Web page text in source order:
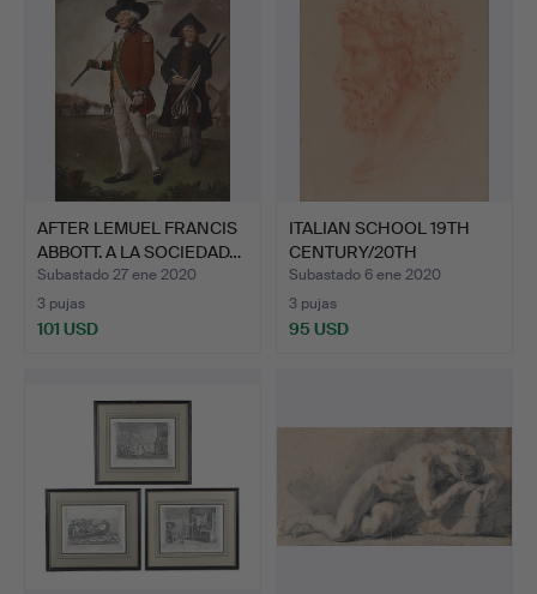
AFTER LEMUEL FRANCIS
ABBOTT. A LA SOCIEDAD…
Subastado 27 ene 2020
3 pujas
101 USD
ITALIAN SCHOOL 19TH
CENTURY/20TH
CENTURY. …
Subastado 6 ene 2020
3 pujas
95 USD